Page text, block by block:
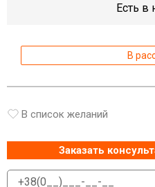
Есть в
В
В список желаний
Заказать